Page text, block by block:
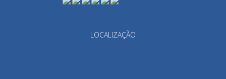
LOCALIZAÇÃO